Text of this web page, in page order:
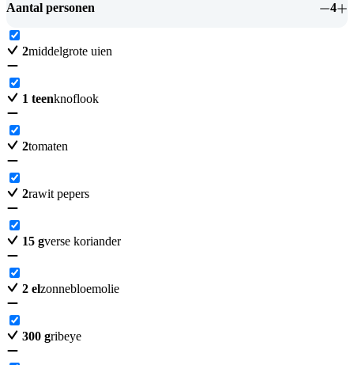
Aantal personen 4
2middelgrote uien
1 teenknoflook
2tomaten
2rawit pepers
15 gverse koriander
2 elzonnebloemolie
300 gribeye